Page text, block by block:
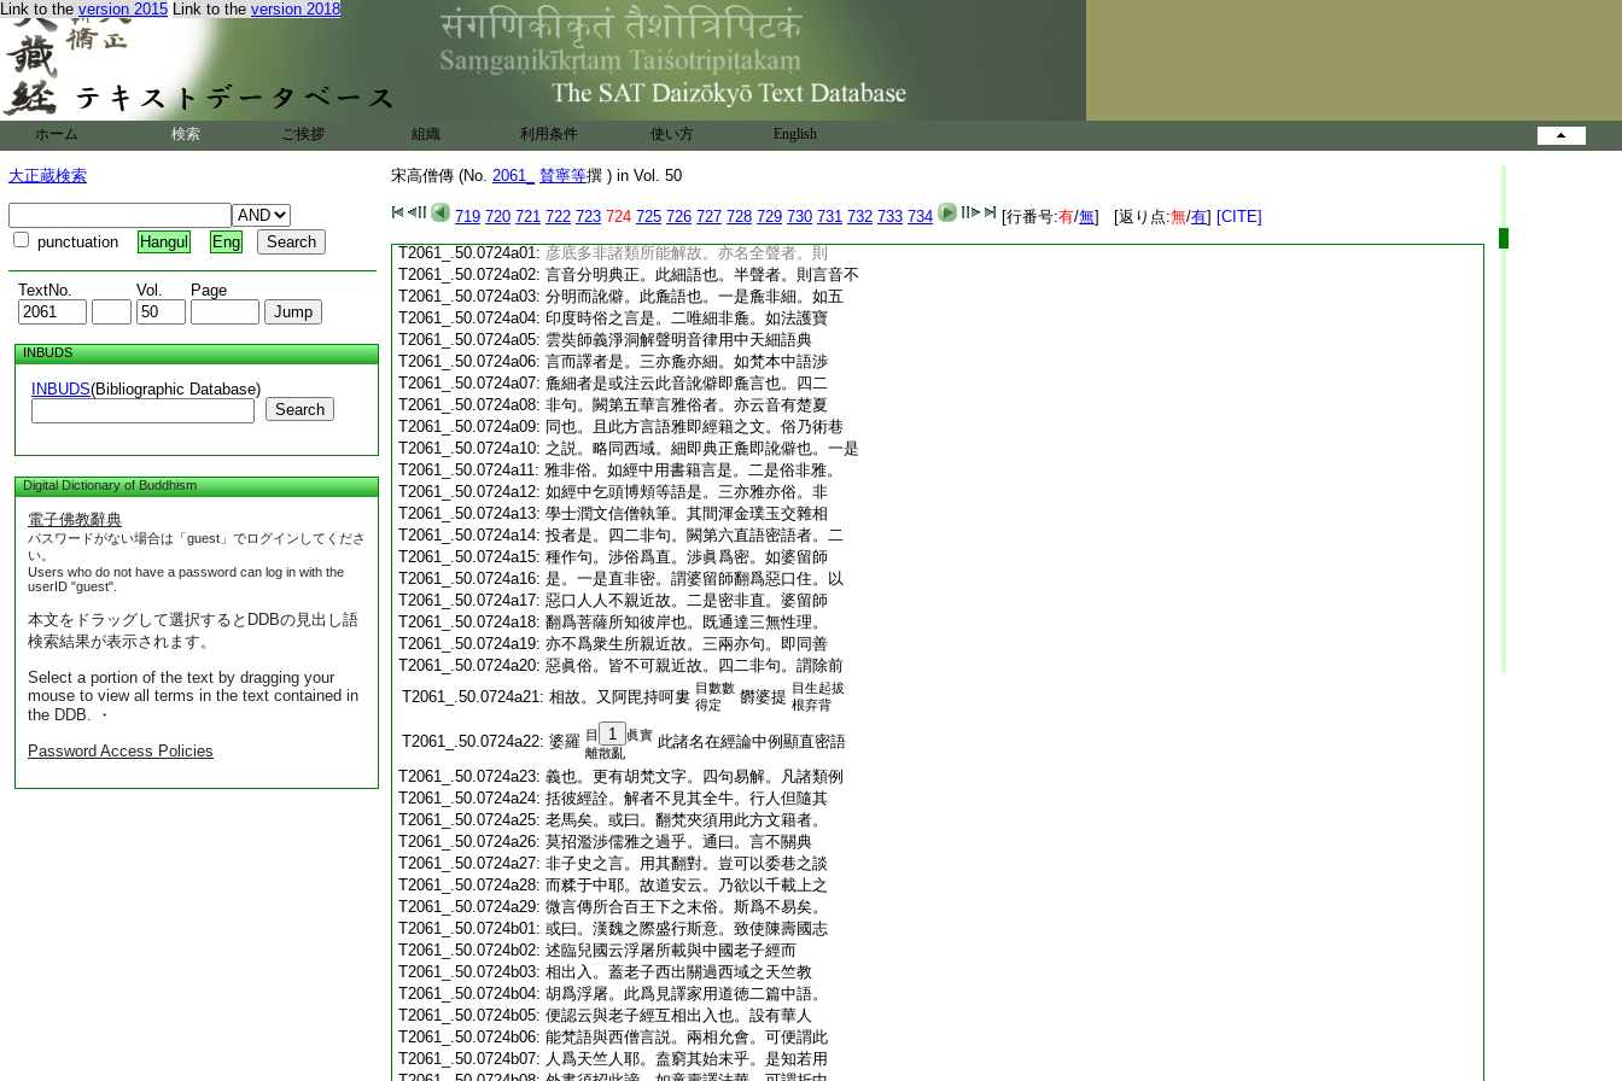
Link to the version 2015 Link to the version 2018
ホーム 検索 ご挨拶 組織 利用条件 使い方 English
大正蔵検索
punctuation Hangul Eng
TextNo. Vol. Page
INBUDS
INBUDS(Bibliographic Database)
Search
Digital Dictionary of Buddhism
電子佛教辭典
パスワードがない場合は「guest」でログインしてくださ
い。
Users who do not have a password can log in with the
userID "guest".
本文をドラッグして選択するとDDBの見出し語
検索結果が表示されます。
Select a portion of the text by dragging your
mouse to view all terms in the text contained in
the DDB. ・
Password Access Policies
宋高僧傳 (No. 2061_ 賛寧等撰 ) in Vol. 50
719 720 721 722 723 724 725 726 727 728 729 730 731 732 733 734 [行番号:有/無] [返り点:無/有] [CITE]
T2061_.50.0723c19: 3 夾牒直來東夏譯者是。二重譯。如經傳
T2061_.50.0723c20: 嶺北樓蘭焉耆不解天竺言且譯爲胡語。
T2061_.50.0723c21:如梵云鄔波陀耶。疎勒云鶻社。于闐云和
T2061_.50.0723c22:
尚。又天王梵云拘均羅。胡云毘沙門是。三
亦直亦重。如三藏直齎夾牒而來。路由
胡國。或帶胡言。如覺明口誦曇無徳律中
T2061_.50.0723c25:有和尚等字者是。四二非句。即齎經三藏。
T2061_.50.0723c26: 雖兼胡語到此不翻譯者是。第四麁言細
T2061_.50.0723c27:語者。聲明中一蘇漫多。謂汎爾平語言辭也。
T2061_.50.0723c28: 二彦底多。謂典正言辭也。佛説法多依蘇漫
T2061_.50.0724a01: 彦底多非諸類所能解故。亦名全聲者。則
T2061_.50.0724a02: 言音分明典正。此細語也。半聲者。則言音不
T2061_.50.0724a03: 分明而訛僻。此麁語也。一是麁非細。如五
T2061_.50.0724a04: 印度時俗之言是。二唯細非麁。如法護寶
T2061_.50.0724a05: 雲奘師義淨洞解聲明音律用中天細語典
T2061_.50.0724a06: 言而譯者是。三亦麁亦細。如梵本中語渉
T2061_.50.0724a07: 麁細者是或注云此音訛僻即麁言也。四二
T2061_.50.0724a08: 非句。闕第五華言雅俗者。亦云音有楚夏
T2061_.50.0724a09: 同也。且此方言語雅即經籍之文。俗乃術巷
T2061_.50.0724a10: 之説。略同西域。細即典正麁即訛僻也。一是
T2061_.50.0724a11: 雅非俗。如經中用書籍言是。二是俗非雅。
T2061_.50.0724a12: 如經中乞頭博頬等語是。三亦雅亦俗。非
T2061_.50.0724a13: 學士潤文信僧執筆。其間渾金璞玉交雜相
T2061_.50.0724a14: 投者是。四二非句。闕第六直語密語者。二
T2061_.50.0724a15: 種作句。渉俗爲直。渉眞爲密。如婆留師
T2061_.50.0724a16: 是。一是直非密。謂婆留師翻爲惡口住。以
T2061_.50.0724a17: 惡口人人不親近故。二是密非直。婆留師
T2061_.50.0724a18: 翻爲菩薩所知彼岸也。既通達三無性理。
T2061_.50.0724a19: 亦不爲衆生所親近故。三兩亦句。即同善
T2061_.50.0724a20: 惡眞俗。皆不可親近故。四二非句。謂除前
T2061_.50.0724a21: 相故。又阿毘持呵婁 目數數
得定
欝婆提 目生起拔
根弃背
T2061_.50.0724a22: 婆羅 目 1
眞實
離散亂
此諸名在經論中例顯直密語
T2061_.50.0724a23: 義也。更有胡梵文字。四句易解。凡諸類例
T2061_.50.0724a24: 括彼經詮。解者不見其全牛。行人但隨其
T2061_.50.0724a25: 老馬矣。或曰。翻梵夾須用此方文籍者。
T2061_.50.0724a26: 莫招濫渉儒雅之過乎。通曰。言不關典
T2061_.50.0724a27: 非子史之言。用其翻對。豈可以委巷之談
T2061_.50.0724a28: 而糅于中耶。故道安云。乃欲以千載上之
T2061_.50.0724a29: 微言傳所合百王下之末俗。斯爲不易矣。
T2061_.50.0724b01: 或曰。漢魏之際盛行斯意。致使陳壽國志
T2061_.50.0724b02: 述臨兒國云浮屠所載與中國老子經而
T2061_.50.0724b03: 相出入。蓋老子西出關過西域之天竺教
T2061_.50.0724b04: 胡爲浮屠。此爲見譯家用道徳二篇中語。
T2061_.50.0724b05: 便認云與老子經互相出入也。設有華人
T2061_.50.0724b06: 能梵語與西僧言説。兩相允會。可便謂此
T2061_.50.0724b07: 人爲天竺人耶。盍窮其始末乎。是知若用